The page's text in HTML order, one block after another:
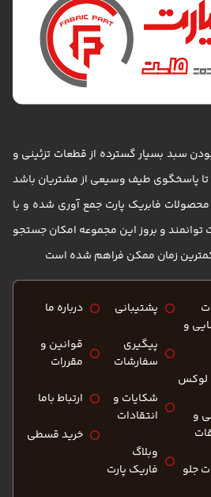
سبد بسیار گسترده از قطعات تزئینی و
پاسخگوی طیف وسیعی از مشتریان باشد
در سبد محصولات فابریک پارت جمع آوری شده و با
توانمند و بروز این مجموعه امکان جستجو
زمان ممکن فراهم شده است
و
لوکس
و
جلو
پشتیبانی
پیگیری
سفارشات
شکایات و
انتقادات
وبلاگ
فاریک پارت
درباره ما
قوانین و
مقررات
ارتباط باما
خرید قسطی